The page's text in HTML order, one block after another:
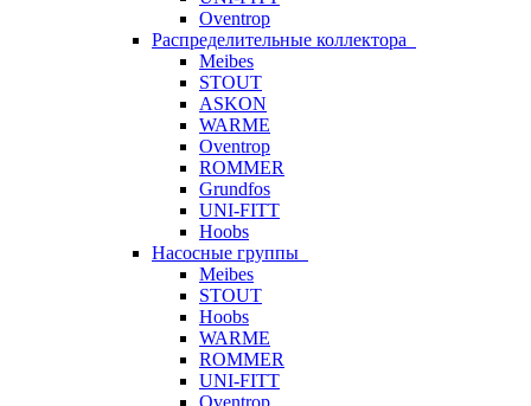
Oventrop
Распределительные коллектора
Meibes
STOUT
ASKON
WARME
Oventrop
ROMMER
Grundfos
UNI-FITT
Hoobs
Насосные группы
Meibes
STOUT
Hoobs
WARME
ROMMER
UNI-FITT
Oventrop